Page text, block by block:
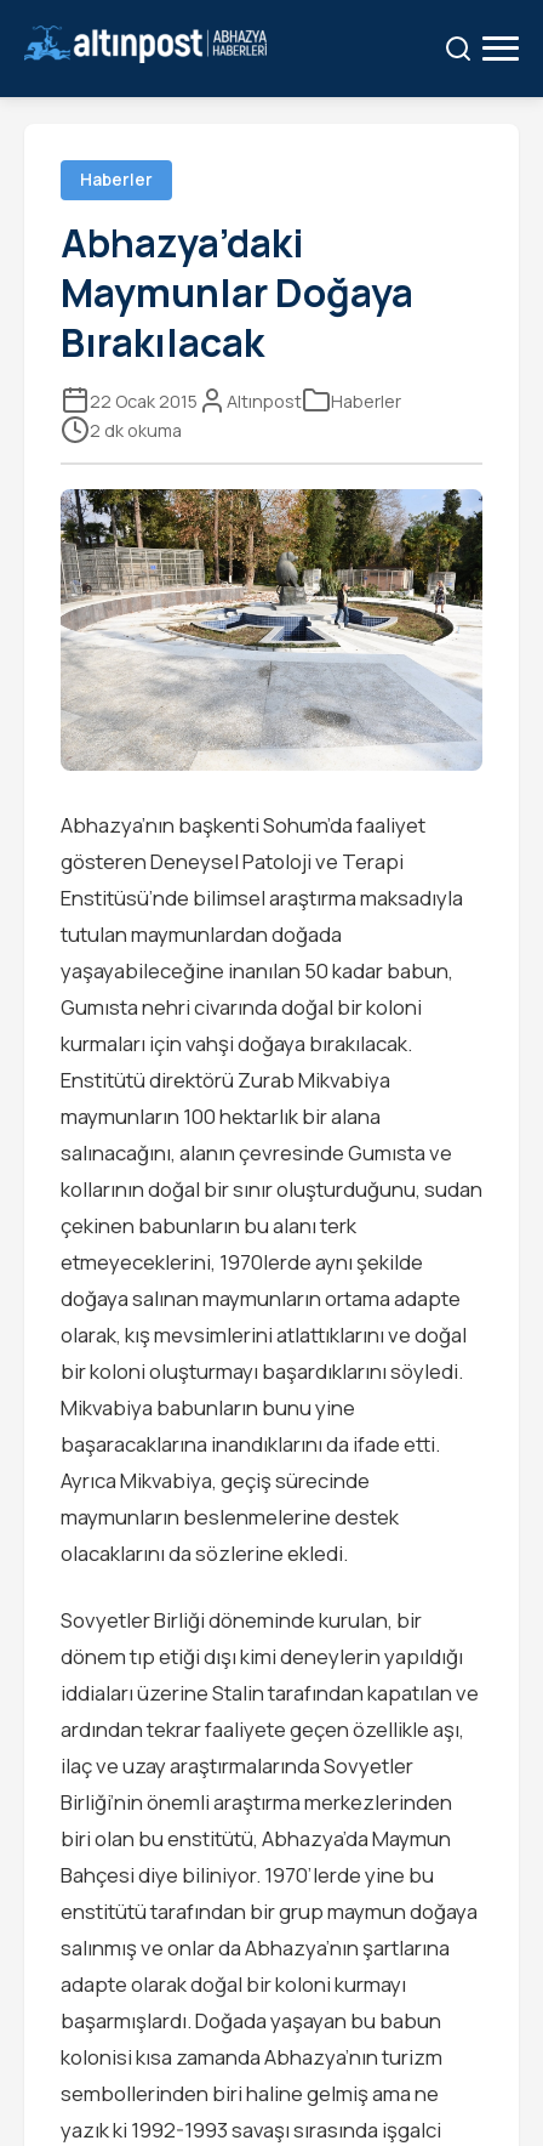
Haberler
Abhazya’daki
Maymunlar Doğaya
Bırakılacak
22 Ocak 2015 Altınpost
Haberler
2 dk okuma
Abhazya’nın başkenti Sohum’da faaliyet
gösteren Deneysel Patoloji ve Terapi
Enstitüsü’nde bilimsel araştırma maksadıyla
tutulan maymunlardan doğada
yaşayabileceğine inanılan 50 kadar babun,
Gumısta nehri civarında doğal bir koloni
kurmaları için vahşi doğaya bırakılacak.
Enstitütü direktörü Zurab Mikvabiya
maymunların 100 hektarlık bir alana
salınacağını, alanın çevresinde Gumısta ve
kollarının doğal bir sınır oluşturduğunu, sudan
çekinen babunların bu alanı terk
etmeyeceklerini, 1970lerde aynı şekilde
doğaya salınan maymunların ortama adapte
olarak, kış mevsimlerini atlattıklarını ve doğal
bir koloni oluşturmayı başardıklarını söyledi.
Mikvabiya babunların bunu yine
başaracaklarına inandıklarını da ifade etti.
Ayrıca Mikvabiya, geçiş sürecinde
maymunların beslenmelerine destek
olacaklarını da sözlerine ekledi.
Sovyetler Birliği döneminde kurulan, bir
dönem tıp etiği dışı kimi deneylerin yapıldığı
iddiaları üzerine Stalin tarafından kapatılan ve
ardından tekrar faaliyete geçen özellikle aşı,
ilaç ve uzay araştırmalarında Sovyetler
Birliği’nin önemli araştırma merkezlerinden
biri olan bu enstitütü, Abhazya’da Maymun
Bahçesi diye biliniyor. 1970’lerde yine bu
enstitütü tarafından bir grup maymun doğaya
salınmış ve onlar da Abhazya’nın şartlarına
adapte olarak doğal bir koloni kurmayı
başarmışlardı. Doğada yaşayan bu babun
kolonisi kısa zamanda Abhazya’nın turizm
sembollerinden biri haline gelmiş ama ne
yazık ki 1992-1993 savaşı sırasında işgalci